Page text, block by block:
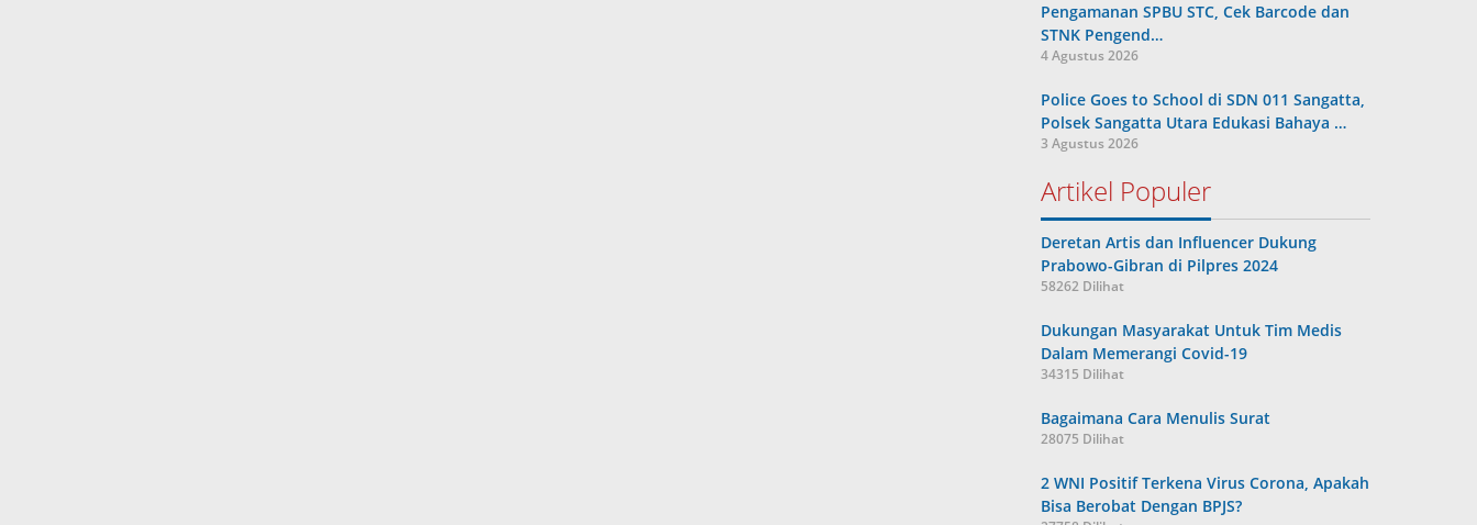
Pengamanan SPBU STC, Cek Barcode dan
STNK Pengend…
4 Agustus 2026
Police Goes to School di SDN 011 Sangatta,
Polsek Sangatta Utara Edukasi Bahaya …
3 Agustus 2026
Artikel Populer
Deretan Artis dan Influencer Dukung
Prabowo-Gibran di Pilpres 2024
58262 Dilihat
Dukungan Masyarakat Untuk Tim Medis
Dalam Memerangi Covid-19
34315 Dilihat
Bagaimana Cara Menulis Surat
28075 Dilihat
2 WNI Positif Terkena Virus Corona, Apakah
Bisa Berobat Dengan BPJS?